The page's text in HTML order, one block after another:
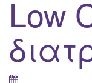
Low